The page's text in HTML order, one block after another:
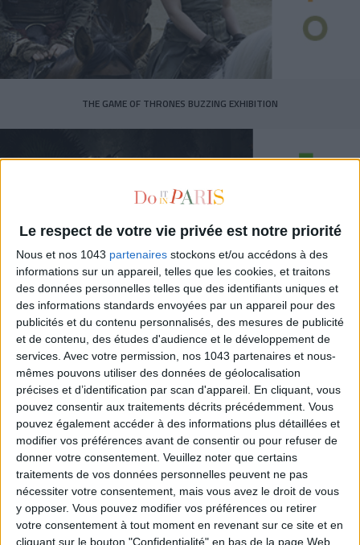
Le respect de votre vie privée est notre priorité
Nous et nos 1043 partenaires stockons et/ou accédons à des
informations sur un appareil, telles que les cookies, et traitons
des données personnelles telles que des identifiants uniques et
des informations standards envoyées par un appareil pour des
publicités et du contenu personnalisés, des mesures de publicité
et de contenu, des études d'audience et le développement de
services. Avec votre permission, nos 1043 partenaires et nous-
mêmes pouvons utiliser des données de géolocalisation
précises et d’identification par scan d'appareil. En cliquant, vous
pouvez consentir aux traitements décrits précédemment. Vous
pouvez également accéder à des informations plus détaillées et
modifier vos préférences avant de consentir ou pour refuser de
donner votre consentement. Veuillez noter que certains
traitements de vos données personnelles peuvent ne pas
nécessiter votre consentement, mais vous avez le droit de vous
y opposer. Vous pouvez modifier vos préférences ou retirer
votre consentement à tout moment en revenant sur ce site et en
cliquant sur le bouton "Confidentialité" en bas de la page Web.
THE GAME OF THRONES BUZZING EXHIBITION
THE HAIR RISING JURASSIC WORLD EXHIBITION